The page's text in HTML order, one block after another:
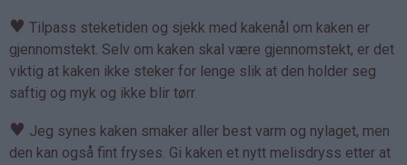
♥ Tilpass steketiden og sjekk med kakenål om kaken er
gjennomstekt. Selv om kaken skal være gjennomstekt, er det
viktig at kaken ikke steker for lenge slik at den holder seg
saftig og myk og ikke blir tørr.
♥ Jeg synes kaken smaker aller best varm og nylaget, men
den kan også fint fryses. Gi kaken et nytt melisdryss etter at